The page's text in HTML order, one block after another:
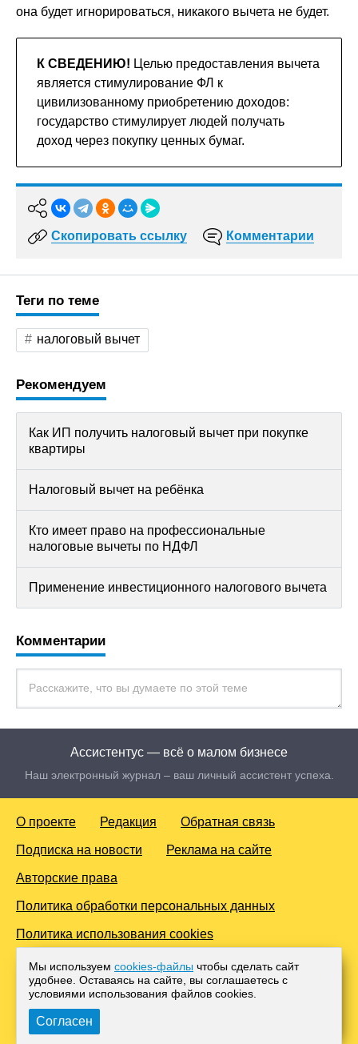
она будет игнорироваться, никакого вычета не будет.
К СВЕДЕНИЮ! Целью предоставления вычета
является стимулирование ФЛ к
цивилизованному приобретению доходов:
государство стимулирует людей получать
доход через покупку ценных бумаг.
Скопировать ссылку Комментарии
Теги по теме
налоговый вычет
Рекомендуем
Как ИП получить налоговый вычет при покупке
квартиры
Налоговый вычет на ребёнка
Кто имеет право на профессиональные
налоговые вычеты по НДФЛ
Применение инвестиционного налогового вычета
Комментарии
Ассистентус — всё о малом бизнесе
Наш электронный журнал – ваш личный ассистент успеха.
О проекте Редакция Обратная связь
Подписка на новости Реклама на сайте
Авторские права
Политика обработки персональных данных
Политика использования cookies
© 2016-2026 Все права защищены. Для лиц старше 18 лет.
Любое копирование материалов и тиражирование в сети
Интернет, либо печатных изданиях без согласования с
Администрацией проекта, преследуется законом.
Мы используем cookies-файлы чтобы сделать сайт
удобнее. Оставаясь на сайте, вы соглашаетесь с
условиями использования файлов cооkies.
Согласен